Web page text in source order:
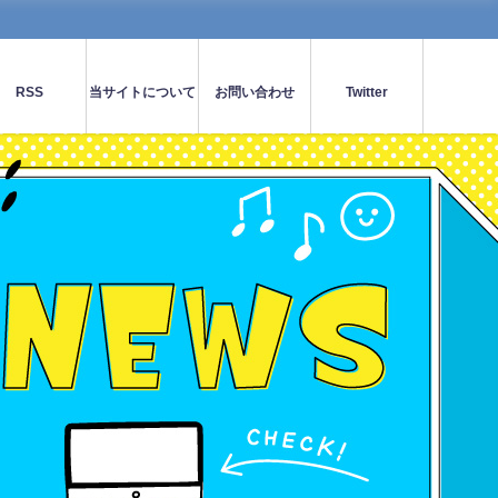
RSS 当サイトについて お問い合わせ Twitter